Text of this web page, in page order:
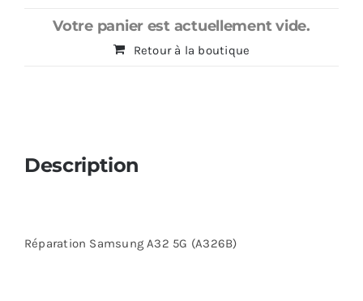
Votre panier est actuellement vide.
Retour à la boutique
Description
Réparation Samsung A32 5G (A326B)